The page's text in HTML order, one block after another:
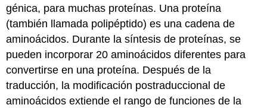
génica, para muchas proteínas. Una proteína
(también llamada polipéptido) es una cadena de
aminoácidos. Durante la síntesis de proteínas, se
pueden incorporar 20 aminoácidos diferentes para
convertirse en una proteína. Después de la
traducción, la modificación postraduccional de
aminoácidos extiende el rango de funciones de la